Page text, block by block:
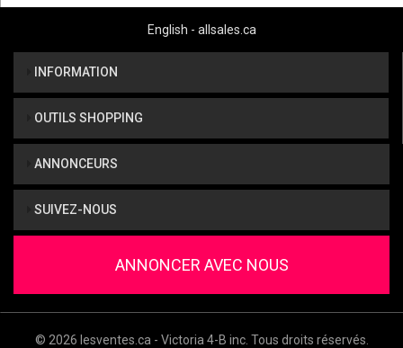
English - allsales.ca
INFORMATION
OUTILS SHOPPING
ANNONCEURS
SUIVEZ-NOUS
ANNONCER AVEC NOUS
© 2026 lesventes.ca - Victoria 4-B inc. Tous droits réservés.